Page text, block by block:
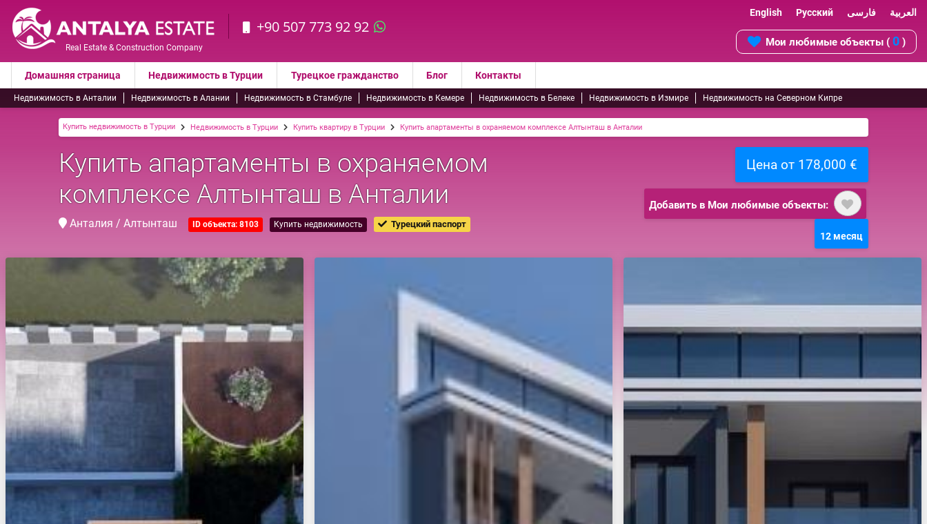
Real Estate & Construction Company
+90 507 773 92 92
English Русский فارسی العربية
Мои любимые объекты ( 0 )
Домашняя страница Недвижимость в Турции Турецкое гражданство Блог Контакты
Недвижимость в Анталии Недвижимость в Алании Недвижимость в Стамбуле Недвижимость в Кемере Недвижимость в Белеке Недвижимость в Измире Недвижимость на Северном Кипре
Купить недвижимость в Турции Недвижимость в Турции Купить квартиру в Турции Купить апартаменты в охраняемом комплексе Алтынташ в Анталии
Купить апартаменты в охраняемом
комплексе Алтынташ в Анталии
Анталия / Алтынташ ID объекта: 8103 Купить недвижимость Турецкий паспорт
Цена от 178,000 €
Добавить в Мои любимые объекты:
12 месяц